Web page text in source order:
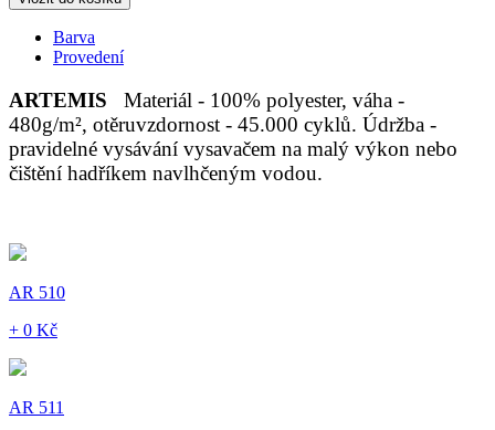
Barva
Provedení
ARTEMIS
Materiál - 100% polyester, váha -
480g/m², otěruvzdornost - 45.000 cyklů. Údržba -
pravidelné vysávání vysavačem na malý výkon nebo
čištění hadříkem navlhčeným vodou.
AR 510
+ 0 Kč
AR 511